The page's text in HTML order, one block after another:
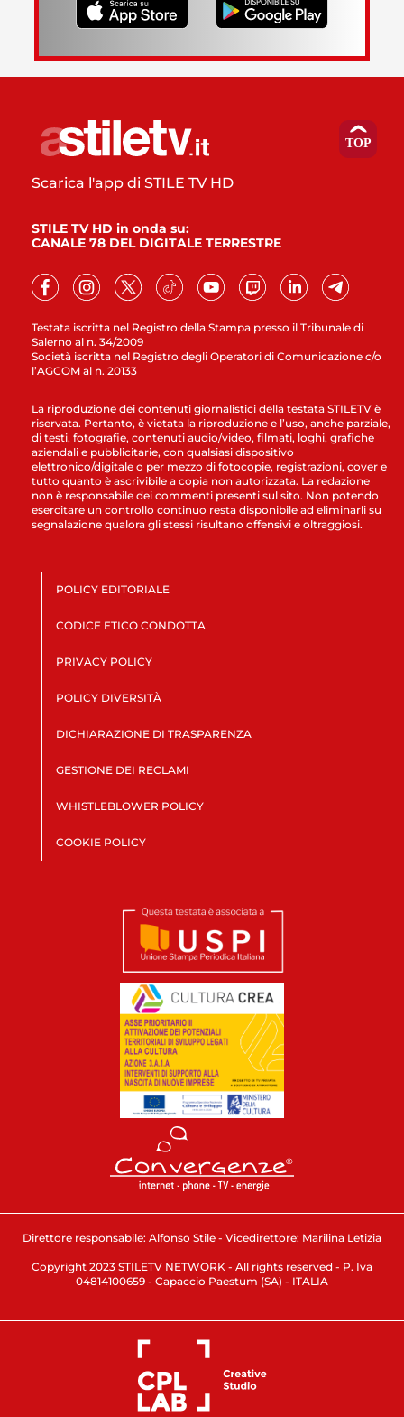
Testata iscritta nel Registro della Stampa presso il Tribunale di
Salerno al n. 34/2009
Società iscritta nel Registro degli Operatori di Comunicazione c/o
l’AGCOM al n. 20133
Scarica l'app di STILE TV HD
STILE TV HD in onda su:
CANALE 78 DEL DIGITALE TERRESTRE
La riproduzione dei contenuti giornalistici della testata STILETV è
riservata. Pertanto, è vietata la riproduzione e l’uso, anche parziale,
di testi, fotografie, contenuti audio/video, filmati, loghi, grafiche
aziendali e pubblicitarie, con qualsiasi dispositivo
elettronico/digitale o per mezzo di fotocopie, registrazioni, cover e
tutto quanto è ascrivibile a copia non autorizzata. La redazione
non è responsabile dei commenti presenti sul sito. Non potendo
esercitare un controllo continuo resta disponibile ad eliminarli su
segnalazione qualora gli stessi risultano offensivi e oltraggiosi.
POLICY EDITORIALE
CODICE ETICO CONDOTTA
PRIVACY POLICY
POLICY DIVERSITÀ
DICHIARAZIONE DI TRASPARENZA
GESTIONE DEI RECLAMI
WHISTLEBLOWER POLICY
COOKIE POLICY
Direttore responsabile: Alfonso Stile - Vicedirettore: Marilina Letizia
Copyright 2023 STILETV NETWORK - All rights reserved - P. Iva
04814100659 - Capaccio Paestum (SA) - ITALIA